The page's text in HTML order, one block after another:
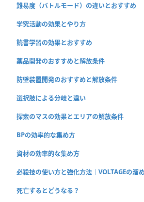
難易度（バトルモード）の違いとおすすめ
学究活動の効果とやり方
読書学習の効果とおすすめ
薬品開発のおすすめと解放条件
防壁装置開発のおすすめと解放条件
選択肢による分岐と違い
探索のマスの効果とエリアの解放条件
BPの効率的な集め方
資材の効率的な集め方
必殺技の使い方と強化方法｜VOLTAGEの溜
死亡するとどうなる？